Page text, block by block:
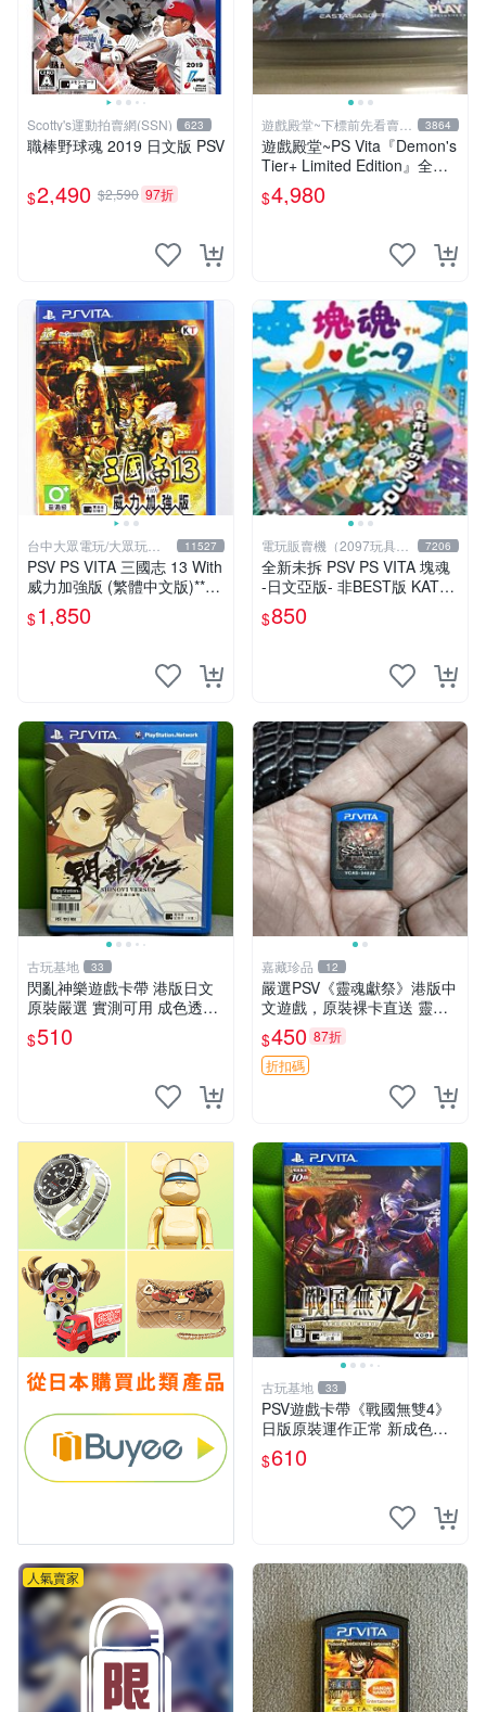
Scotty's運動拍賣網(SSN) 623
職棒野球魂 2019 日文版 PSV
$2,490 $2,590 97折
遊戲殿堂~下標前先看賣場
關於我
3864
遊戲殿堂~PS Vita『Demon's
Tier+ Limited Edition』全新
稀有實體片-全球限量1500片
$4,980
台中大眾電玩/大眾玩具
店
11527
PSV PS VITA 三國志 13 With
威力加強版 (繁體中文版)**
(二手商品)【台中大眾電玩】
$1,850
電玩販賣機（2097玩具公
仔舖
7206
全新未拆 PSV PS VITA 塊魂
-日文亞版- 非BEST版 KATA
MARI
$850
古玩基地 33
閃亂神樂遊戲卡帶 港版日文
原裝嚴選 實測可用 成色透明
保証 正常玩耍無問題 閃亂神
樂 港版 日文 卡帶 港行
$510
嘉藏珍品 12
嚴選PSV《靈魂獻祭》港版中
文遊戲，原裝裸卡直送 靈魂
獻祭 PSV 游戲 卡帶
$450 87折
折扣碼
古玩基地 33
PSV遊戲卡帶《戰國無雙4》
日版原裝運作正常 新成色如
圖拍賣請先確認 成色拍賣一
經成交概不退換 PSV遊戲 卡
$610
人氣賣家